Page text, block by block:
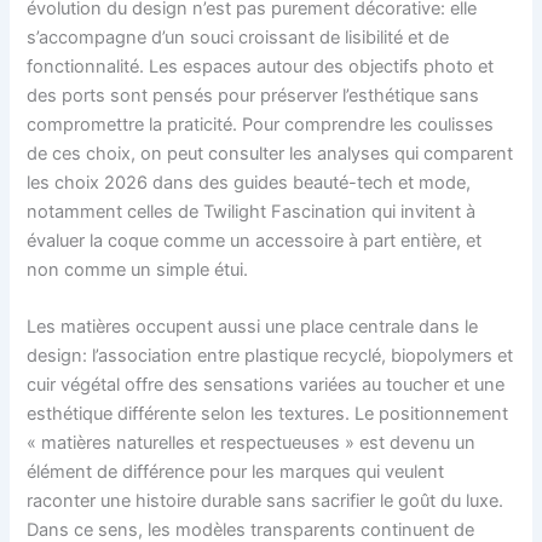
évolution du design n’est pas purement décorative: elle
s’accompagne d’un souci croissant de lisibilité et de
fonctionnalité. Les espaces autour des objectifs photo et
des ports sont pensés pour préserver l’esthétique sans
compromettre la praticité. Pour comprendre les coulisses
de ces choix, on peut consulter les analyses qui comparent
les choix 2026 dans des guides beauté-tech et mode,
notamment celles de Twilight Fascination qui invitent à
évaluer la coque comme un accessoire à part entière, et
non comme un simple étui.
Les matières occupent aussi une place centrale dans le
design: l’association entre plastique recyclé, biopolymers et
cuir végétal offre des sensations variées au toucher et une
esthétique différente selon les textures. Le positionnement
« matières naturelles et respectueuses » est devenu un
élément de différence pour les marques qui veulent
raconter une histoire durable sans sacrifier le goût du luxe.
Dans ce sens, les modèles transparents continuent de